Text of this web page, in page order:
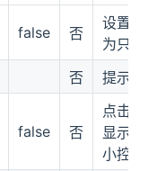
false 否
设置编
为只读
否 提示信
false 否
点击图
显示图
小控件